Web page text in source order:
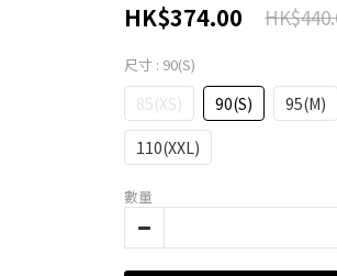
HK$374.00
尺寸 : 90(S)
85(XS) 90(S) 95(M)
110(XXL)
數量